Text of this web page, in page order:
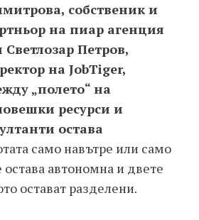
собственик и
на пиар агенция
Петров,
на JobTiger,
„полето“ на
ресурси и
остава
само навътре или само
автономна и двете
остават разделени.